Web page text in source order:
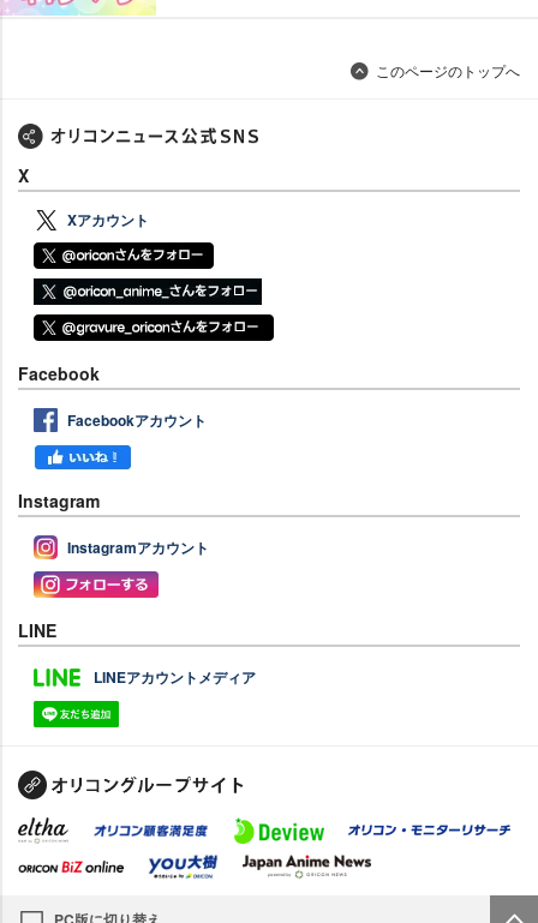
このページのトップへ
X
Xアカウント
Facebook
Facebookアカウント
Instagram
Instagramアカウント
LINE
LINEアカウントメディア